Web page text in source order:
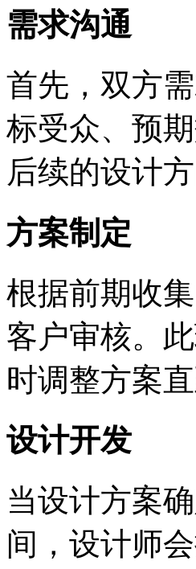
需求沟通
首先，双方
标受众、预
后续的设计
方案制定
根据前期收
客户审核。
时调整方案
设计开发
当设计方案
间，设计师